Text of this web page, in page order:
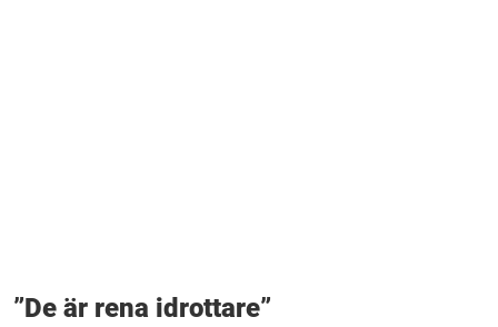
”De är rena idrottare”